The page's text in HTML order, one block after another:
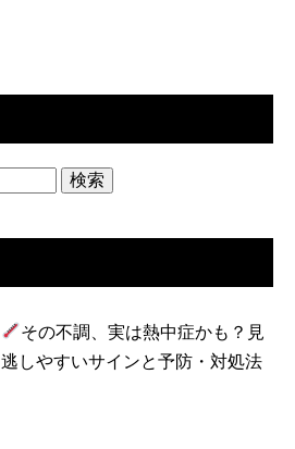
その不調、実は熱中症かも？見
逃しやすいサインと予防・対処法